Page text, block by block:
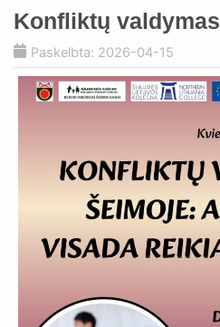
Konfliktų
Paskelbta: 2026-04-15